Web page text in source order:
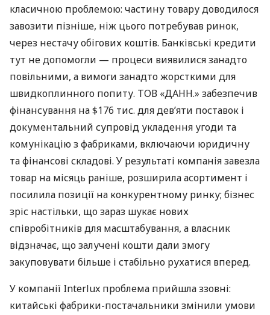
класичною проблемою: частину товару доводилося
завозити пізніше, ніж цього потребував ринок,
через нестачу обігових коштів. Банківські кредити
тут не допомогли — процеси виявилися занадто
повільними, а вимоги занадто жорсткими для
швидкоплинного попиту. ТОВ «ДАНН.» забезпечив
фінансування на $176 тис. для дев’яти поставок і
документальний супровід укладення угоди та
комунікацію з фабриками, включаючи юридичну
та фінансові складові. У результаті компанія завезла
товар на місяць раніше, розширила асортимент і
посилила позиції на конкурентному ринку; бізнес
зріс настільки, що зараз шукає нових
співробітників для масштабування, а власник
відзначає, що залучені кошти дали змогу
закуповувати більше і стабільно рухатися вперед.
У компанії Interlux проблема прийшла ззовні:
китайські фабрики-постачальники змінили умови